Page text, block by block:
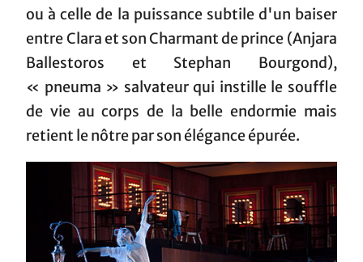
ou à celle de la puissance subtile d'un baiser
entre Clara et son Charmant de prince (Anjara
Ballestoros et Stephan Bourgond),
« pneuma » salvateur qui instille le souffle
de vie au corps de la belle endormie mais
retient le nôtre par son élégance épurée.